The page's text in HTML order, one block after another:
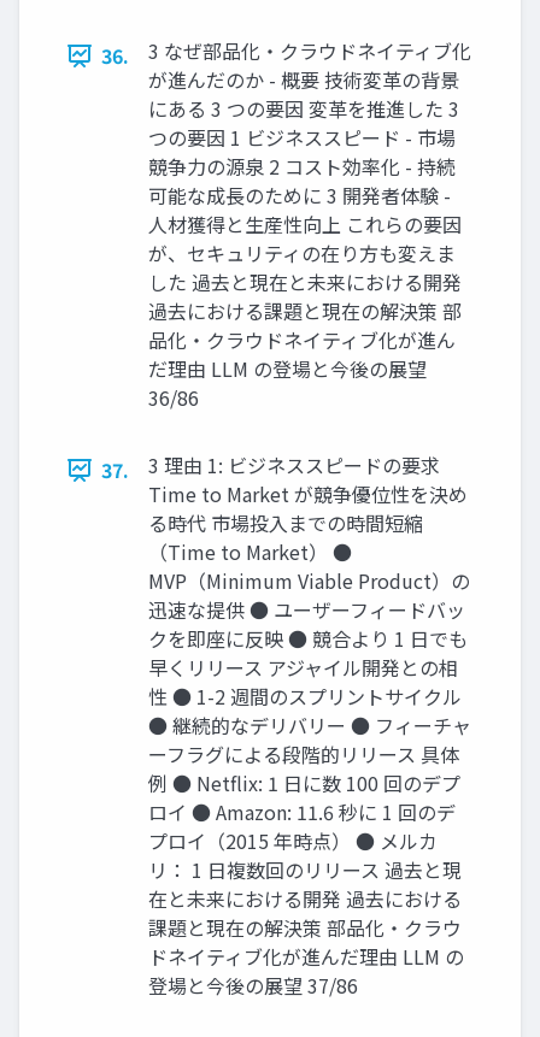
36.
3 なぜ部品化・クラウドネイティブ化
が進んだのか - 概要 技術変革の背景
にある 3 つの要因 変革を推進した 3
つの要因 1 ビジネススピード - 市場
競争力の源泉 2 コスト効率化 - 持続
可能な成長のために 3 開発者体験 -
人材獲得と生産性向上 これらの要因
が、セキュリティの在り方も変えま
した 過去と現在と未来における開発
過去における課題と現在の解決策 部
品化・クラウドネイティブ化が進ん
だ理由 LLM の登場と今後の展望
36/86
37.
3 理由 1: ビジネススピードの要求
Time to Market が競争優位性を決め
る時代 市場投入までの時間短縮
（Time to Market） ●
MVP（Minimum Viable Product）の
迅速な提供 ● ユーザーフィードバッ
クを即座に反映 ● 競合より 1 日でも
早くリリース アジャイル開発との相
性 ● 1-2 週間のスプリントサイクル
● 継続的なデリバリー ● フィーチャ
ーフラグによる段階的リリース 具体
例 ● Netflix: 1 日に数 100 回のデプ
ロイ ● Amazon: 11.6 秒に 1 回のデ
プロイ（2015 年時点） ● メルカ
リ： 1 日複数回のリリース 過去と現
在と未来における開発 過去における
課題と現在の解決策 部品化・クラウ
ドネイティブ化が進んだ理由 LLM の
登場と今後の展望 37/86